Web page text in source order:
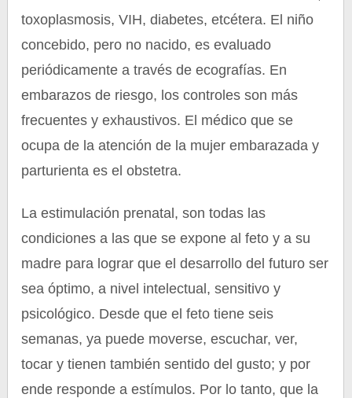
toxoplasmosis, VIH, diabetes, etcétera. El niño
concebido, pero no nacido, es evaluado
periódicamente a través de ecografías. En
embarazos de riesgo, los controles son más
frecuentes y exhaustivos. El médico que se
ocupa de la atención de la mujer embarazada y
parturienta es el obstetra.
La estimulación prenatal, son todas las
condiciones a las que se expone al feto y a su
madre para lograr que el desarrollo del futuro ser
sea óptimo, a nivel intelectual, sensitivo y
psicológico. Desde que el feto tiene seis
semanas, ya puede moverse, escuchar, ver,
tocar y tienen también sentido del gusto; y por
ende responde a estímulos. Por lo tanto, que la